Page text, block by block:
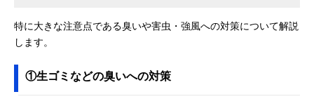
特に大きな注意点である臭いや害虫・強風への対策について解説
します。
①生ゴミなどの臭いへの対策